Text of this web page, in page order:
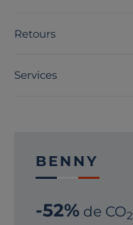
Retours
Services
BENNY
-52% de CO2